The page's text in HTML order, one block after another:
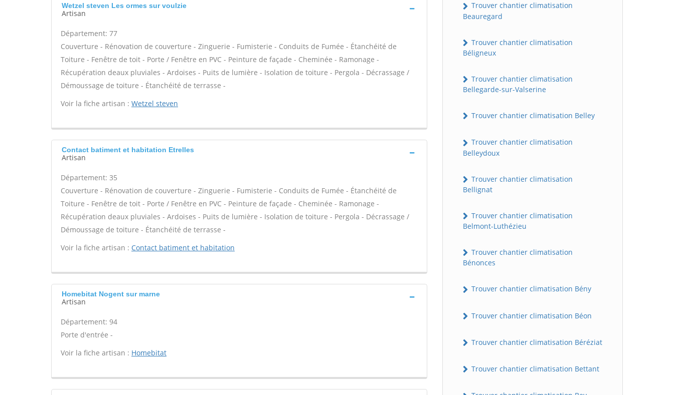
Wetzel steven Les ormes sur voulzie
Artisan
Département: 77
Couverture - Rénovation de couverture - Zinguerie - Fumisterie - Conduits de Fumée - Étanchéité de
Toiture - Fenêtre de toit - Porte / Fenêtre en PVC - Peinture de façade - Cheminée - Ramonage -
Récupération deaux pluviales - Ardoises - Puits de lumière - Isolation de toiture - Pergola - Décrassage /
Démoussage de toiture - Étanchéité de terrasse -
Voir la fiche artisan : Wetzel steven
Contact batiment et habitation Etrelles
Artisan
Département: 35
Couverture - Rénovation de couverture - Zinguerie - Fumisterie - Conduits de Fumée - Étanchéité de
Toiture - Fenêtre de toit - Porte / Fenêtre en PVC - Peinture de façade - Cheminée - Ramonage -
Récupération deaux pluviales - Ardoises - Puits de lumière - Isolation de toiture - Pergola - Décrassage /
Démoussage de toiture - Étanchéité de terrasse -
Voir la fiche artisan : Contact batiment et habitation
Homebitat Nogent sur marne
Artisan
Département: 94
Porte d'entrée -
Voir la fiche artisan : Homebitat
Trouver chantier climatisation
Beauregard
Trouver chantier climatisation
Béligneux
Trouver chantier climatisation
Bellegarde-sur-Valserine
Trouver chantier climatisation Belley
Trouver chantier climatisation
Belleydoux
Trouver chantier climatisation
Bellignat
Trouver chantier climatisation
Belmont-Luthézieu
Trouver chantier climatisation
Bénonces
Trouver chantier climatisation Bény
Trouver chantier climatisation Béon
Trouver chantier climatisation Béréziat
Trouver chantier climatisation Bettant